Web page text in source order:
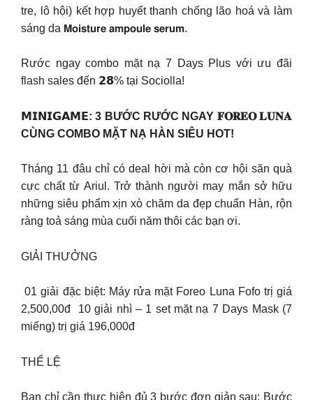
tre, lô hội) kết hợp huyết thanh chống lão hoá và làm
sáng da 𝗠𝗼𝗶𝘀𝘁𝘂𝗿𝗲 𝗮𝗺𝗽𝗼𝘂𝗹𝗲 𝘀𝗲𝗿𝘂𝗺.
Rước ngay combo mặt nạ 7 Days Plus với ưu đãi
flash sales đến 𝟮𝟴% tại Sociolla!
𝗠𝗜𝗡𝗜𝗚𝗔𝗠𝗘: 3 BƯỚC RƯỚC NGAY 𝐅𝐎𝐑𝐄𝐎 𝐋𝐔𝐍𝐀
CÙNG COMBO MẶT NẠ HÀN SIÊU HOT!
Tháng 11 đâu chỉ có deal hời mà còn cơ hội săn quà
cực chất từ Ariul. Trở thành người may mắn sở hữu
những siêu phẩm xịn xò chăm da đẹp chuẩn Hàn, rộn
ràng toả sáng mùa cuối năm thôi các bạn ơi.
GIẢI THƯỞNG
️ 01 giải đặc biệt: Máy rửa mặt Foreo Luna Fofo trị giá
2,500,00đ ️ 10 giải nhì – 1 set mặt nạ 7 Days Mask (7
miếng) trị giá 196,000đ
THỂ LỆ
Bạn chỉ cần thực hiện đủ 3 bước đơn giản sau: Bước